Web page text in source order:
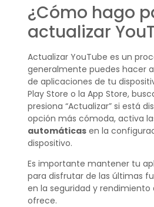
¿Cómo hago
actualizar
Actualizar YouTube es un
generalmente puedes hacer
de aplicaciones de tu
Play Store o la App Store,
presiona “Actualizar” si está
opción más cómoda, activa
automáticasen la
dispositivo.
Es importante mantener tu
para disfrutar de las últimas
en la seguridad y rendimiento
ofrece.